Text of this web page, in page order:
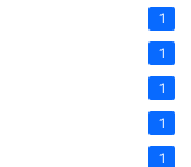
1
1
1
1
1